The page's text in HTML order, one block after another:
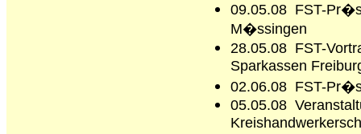
09.05.08 FST-
M�ssingen
28.05.08 FST-
Sparkassen
02.06.08 FST-
05.05.08